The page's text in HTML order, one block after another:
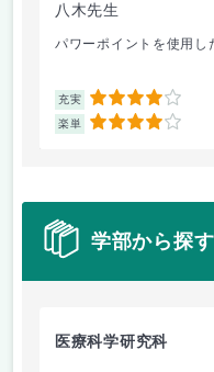
八木先生
パワーポイントを使用し
充実 4
楽単 4
学部から探す
医療科学研究科